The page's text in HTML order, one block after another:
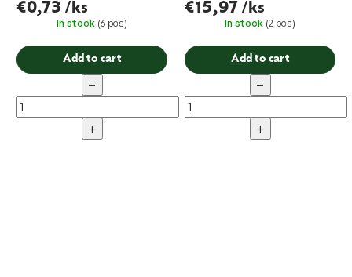
€0,73 /ks
In stock (6 pcs)
Add to cart
−
+
€15,97 /ks
In stock (2 pcs)
Add to cart
−
+